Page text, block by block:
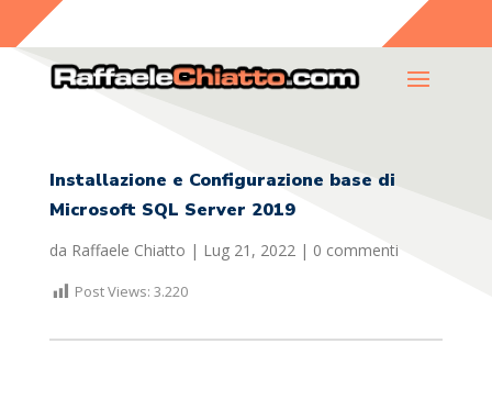
Installazione e Configurazione base di
Microsoft SQL Server 2019
da Raffaele Chiatto | Lug 21, 2022| 0 commenti
Post Views: 3.220